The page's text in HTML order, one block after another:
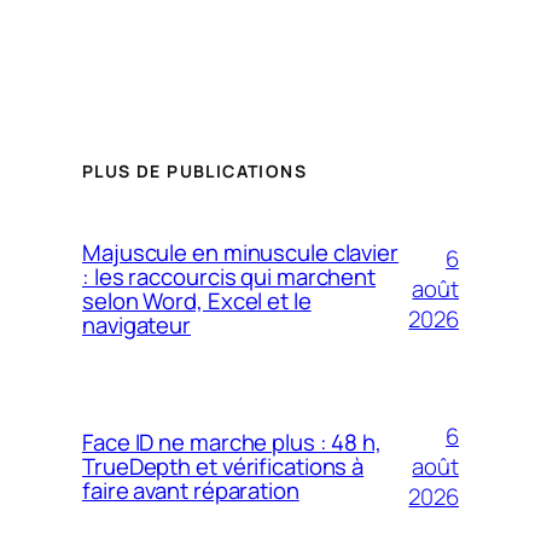
PLUS DE PUBLICATIONS
Majuscule en minuscule clavier
: les raccourcis qui marchent
selon Word, Excel et le
navigateur
6
août
2026
Face ID ne marche plus : 48 h,
TrueDepth et vérifications à
faire avant réparation
6
août
2026